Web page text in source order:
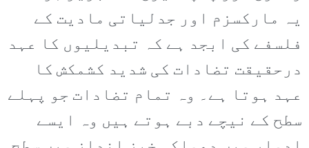
یہ مارکسزم اور جدلیاتی مادیت کے
فلسفے کی ابجد ہے کہ تبدیلیوں کا عہد
درحقیقت تضادات کی شدید کشمکش کا
عہد ہوتا ہے۔ وہ تمام تضادات جو پہلے
سطح کے نیچے دبے ہوتے ہیں وہ ایسے